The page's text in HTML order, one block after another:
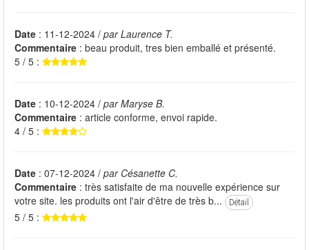
Date : 11-12-2024 / par Laurence T.
Commentaire : beau produit, tres bien emballé et présenté.
5 / 5 :
Date : 10-12-2024 / par Maryse B.
Commentaire : article conforme, envoi rapide.
4 / 5 :
Date : 07-12-2024 / par Césanette C.
Commentaire : très satisfaite de ma nouvelle expérience sur
votre site. les produits ont l'air d'être de très b...
Détail
5 / 5 :